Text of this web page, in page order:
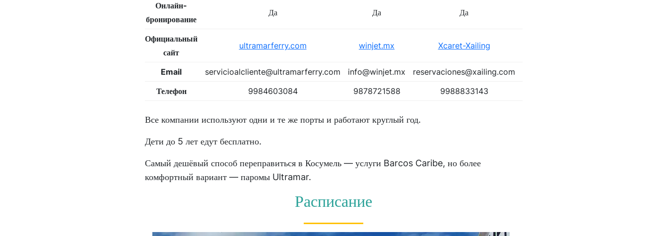
Онлайн-
бронирование
Да Да Да
Официальный
сайт
ultramarferry.com winjet.mx Xcaret-Xailing
Email servicioalcliente@ultramarferry.com info@winjet.mx
reservaciones@xailing.com
Телефон
9984603084 9878721588 9988833143
Все компании используют одни и те же порты и работают круглый год.
Дети до 5 лет едут бесплатно.
Самый дешёвый способ переправиться в Косумель — услуги Barcos Caribe, но более
комфортный вариант — паромы Ultramar.
Расписание